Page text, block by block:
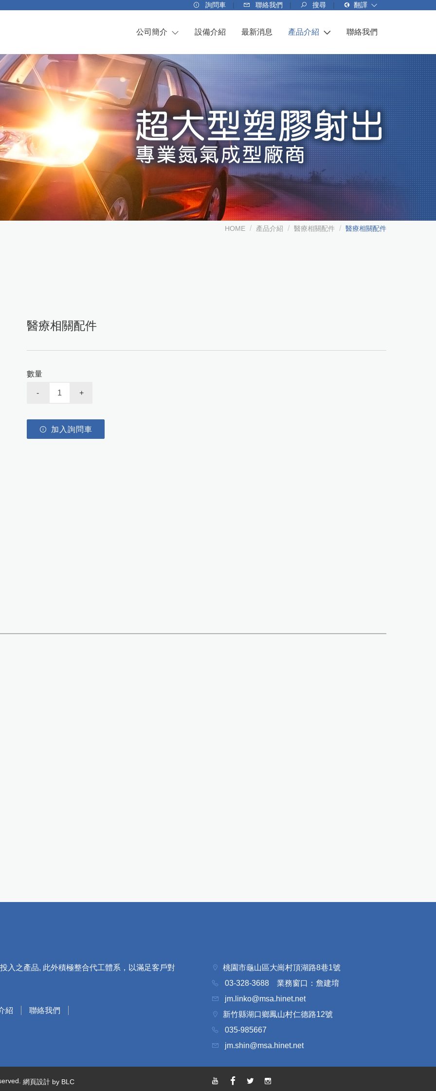
詢問車 聯絡我們 搜尋 翻譯
公司簡介
關於我們
設備介紹 最新消息 產品介紹
汽車零配件
家電相關配件
醫療相關配件
聯絡我們
HOME 產品介紹 醫療相關配件 醫療相關配件
醫療相關配件
數量
- +
加入詢問車
入之產品, 此外積極整合代工體系，以滿足客戶對
紹 聯絡我們
桃園市龜山區大崗村頂湖路8巷1號
03-328-3688 業務窗口：詹建堉
jm.linko@msa.hinet.net
新竹縣湖口鄉鳳山村仁德路12號
035-985667
jm.shin@msa.hinet.net
網頁設計 by BLC